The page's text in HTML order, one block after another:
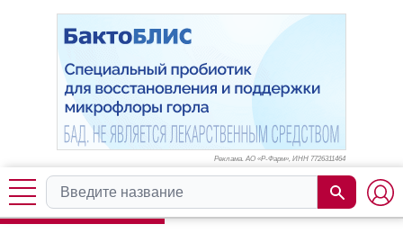
Реклама. АО «Р-Фарм», ИНН 7726311464